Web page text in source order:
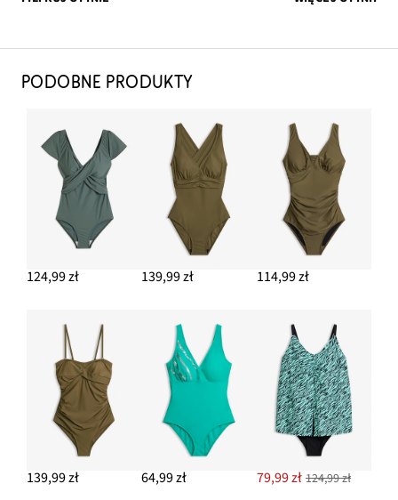
PODOBNE PRODUKTY
124,99 zł 139,99 zł 114,99 zł
139,99 zł 64,99 zł 79,99 zł 124,99 zł